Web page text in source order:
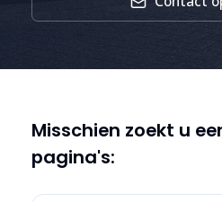
Misschien zoekt u
pagina's: